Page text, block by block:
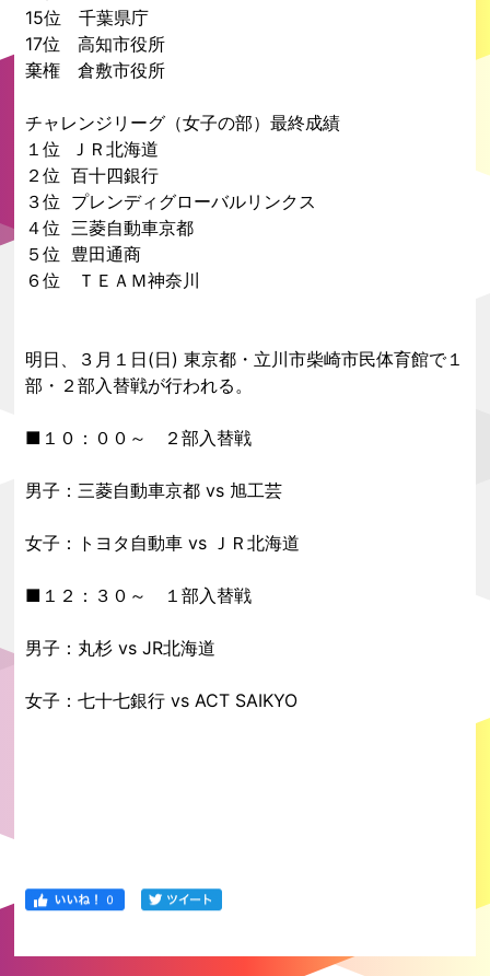
15位 千葉県庁
17位 高知市役所
棄権 倉敷市役所
チャレンジリーグ（女子の部）最終成績
１位 ＪＲ北海道
２位 百十四銀行
３位 プレンディグローバルリンクス
４位 三菱自動車京都
５位 豊田通商
６位 ＴＥＡＭ神奈川
明日、３月１日(日) 東京都・立川市柴崎市民体育館で１
部・２部入替戦が行われる。
■１０：００～ ２部入替戦
男子：三菱自動車京都 vs 旭工芸
女子：トヨタ自動車 vs ＪＲ北海道
■１２：３０～ １部入替戦
男子：丸杉 vs JR北海道
女子：七十七銀行 vs ACT SAIKYO